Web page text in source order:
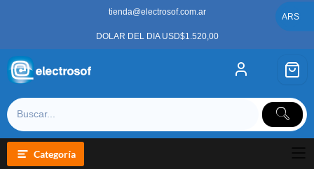
tienda@electrosof.com.ar
DOLAR DEL DIA USD$1.520,00
Categoría
ARS